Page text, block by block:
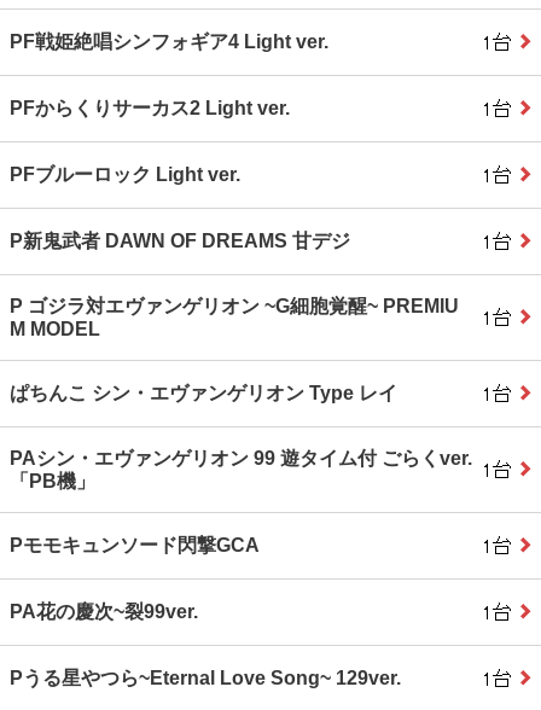
PF戦姫絶唱シンフォギア4 Light ver.
PFからくりサーカス2 Light ver.
PFブルーロック Light ver.
P新鬼武者 DAWN OF DREAMS 甘デジ
P ゴジラ対エヴァンゲリオン ~G細胞覚醒~ PREMIU
M MODEL
ぱちんこ シン・エヴァンゲリオン Type レイ
PAシン・エヴァンゲリオン 99 遊タイム付 ごらくver.
「PB機」
Pモモキュンソード閃撃GCA
PA花の慶次~裂99ver.
Pうる星やつら~Eternal Love Song~ 129ver.